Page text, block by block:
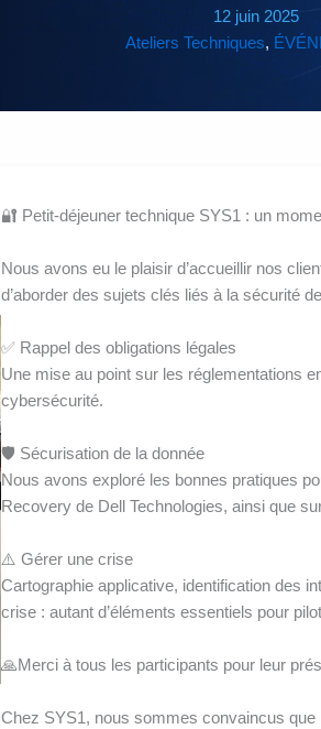
12 juin 2025
Ateliers Techniques,
🔐 Petit-déjeuner technique SYS1 : un
Nous avons eu le plaisir d’accueillir nos
d’aborder des sujets clés liés à la sécurité
✅ Rappel des obligations légales
Une mise au point sur les réglementations
cybersécurité.
🛡️ Sécurisation de la donnée
Nous avons exploré les bonnes pratiques
Recovery de Dell Technologies, ainsi que
⚠️ Gérer une crise
Cartographie applicative, identification des
crise : autant d’éléments essentiels pour
🙏Merci à tous les participants pour leur
Chez SYS1, nous sommes convaincus que